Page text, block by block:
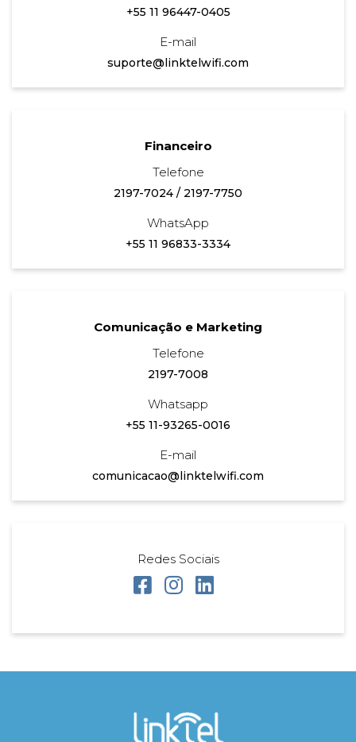
+55 11 96447-0405
E-mail
suporte@linktelwifi.com
Financeiro
Telefone
2197-7024 / 2197-7750
WhatsApp
+55 11 96833-3334
Comunicação e Marketing
Telefone
2197-7008
Whatsapp
+55 11-93265-0016
E-mail
comunicacao@linktelwifi.com
Redes Sociais